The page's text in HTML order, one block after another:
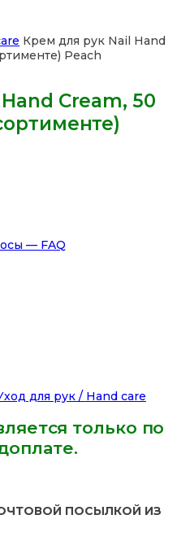
Крем для рук Nail Hand
Peach
Cream, 50
— FAQ
для рук / Hand care
только по
ПОСЫЛКОЙ ИЗ